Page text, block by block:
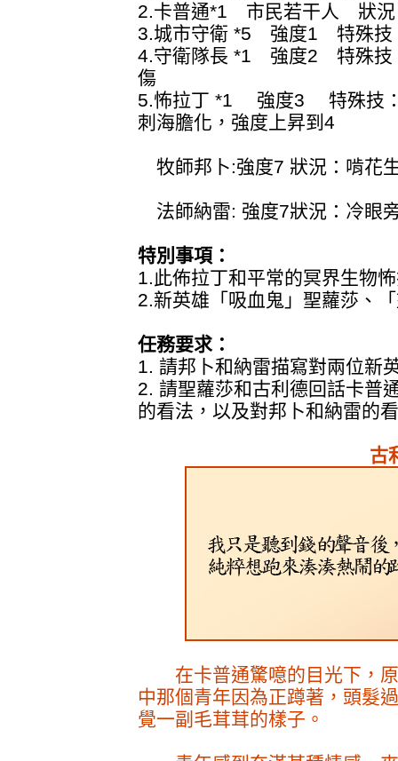
2.卡普通*1 市民若干人 狀況
3.城市守衛 *5 強度1 特殊技
4.守衛隊長 *1 強度2 特殊技
傷
5.怖拉丁 *1 強度3 特殊技
刺海膽化，強度上昇到4
牧師邦卜:強度7 狀況：啃花
法師納雷: 強度7狀況：冷眼
特別事項：
1.此佈拉丁和平常的冥界生物
2.新英雄「吸血鬼」聖蘿莎、
任務要求：
1. 請邦卜和納雷描寫對兩位新
2. 請聖蘿莎和古利德回話卡普
的看法，以及對邦卜和納雷的
古
在卡普通驚噫的目光下，原
中那個青年因為正蹲著，頭髮
覺一副毛茸茸的樣子。